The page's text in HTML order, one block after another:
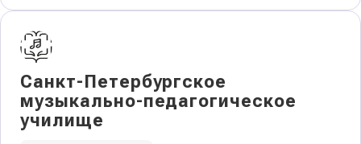
Санкт-Петербургское
музыкально-педагогическое
училище